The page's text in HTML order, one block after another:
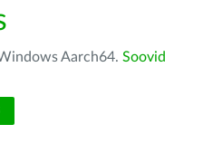
Aarch64. Soovid